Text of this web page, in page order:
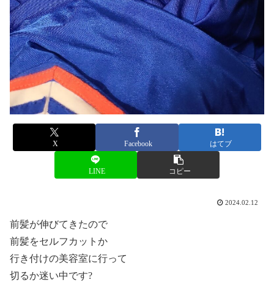
X Facebook はてブ
LINE コピー
2024.02.12
前髪が伸びてきたので
前髪をセルフカットか
行き付けの美容室に行って
切るか迷い中です?